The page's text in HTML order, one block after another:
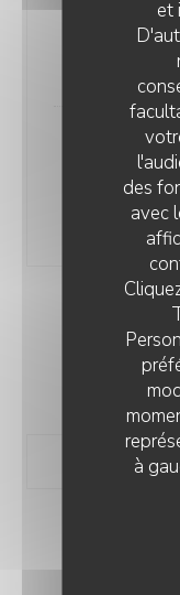
et
des
avec
à
Accord